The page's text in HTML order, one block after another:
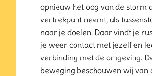
opnieuw het oog van de storm
vertrekpunt neemt, als
naar je doelen. Daar vindt je
je weer contact met jezelf en
verbinding met de omgeving.
beweging beschouwen wij van